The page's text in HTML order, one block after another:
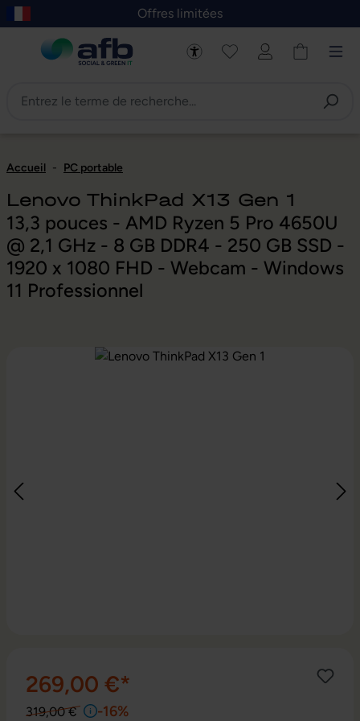
au contenu principal
Skip to B2B platform navigation
Offres limitées
Accueil - PC portable
Lenovo ThinkPad X13 Gen 1
13,3 pouces - AMD Ryzen 5 Pro 4650U
@ 2,1 GHz - 8 GB DDR4 - 250 GB SSD -
1920 x 1080 FHD - Webcam - Windows
11 Professionnel
Ignorer la galerie d'images
269,00 €*
319,00 € -16%